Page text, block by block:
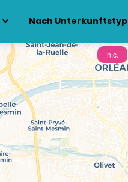
Nach Unterkunftstyp
n.c.